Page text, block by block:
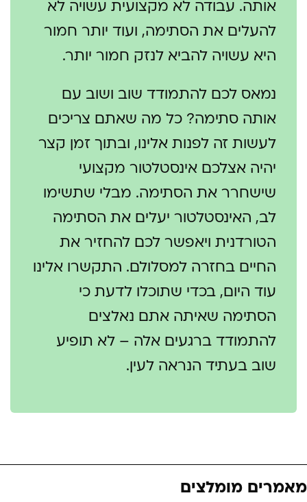
אותה. עבודה לא מקצועית עשויה לא
להעלים את הסתימה, ועוד יותר חמור
היא עשויה להביא לנזק חמור יותר.
נמאס לכם להתמודד שוב ושוב עם
אותה סתימה? כל מה שאתם צריכים
לעשות זה לפנות אלינו, ובתוך זמן קצר
יהיה אצלכם אינסטלטור מקצועי
שישחרר את הסתימה. מבלי שתשימו
לב, האינסטלטור יעלים את הסתימה
הטורדנית ויאפשר לכם להחזיר את
החיים בחזרה למסלולם. התקשרו אלינו
עוד היום, בכדי שתוכלו לדעת כי
הסתימה שאיתה אתם נאלצים
להתמודד ברגעים אלה – לא תופיע
שוב בעתיד הנראה לעין.
מאמרים מומלצים